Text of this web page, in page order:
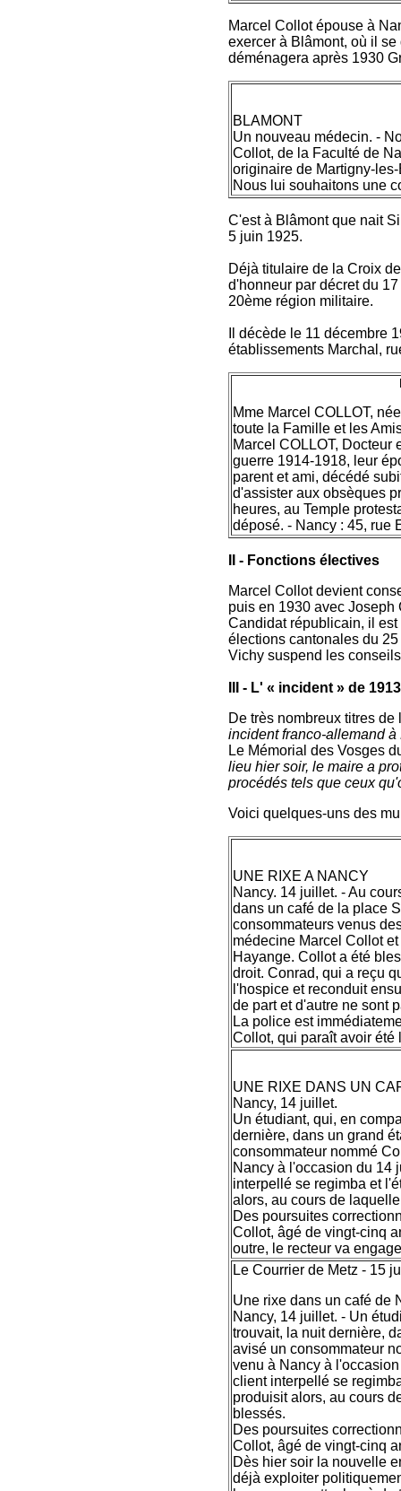
Marcel Collot épouse à
exercer à Blâmont, où il
déménagera après 1930
BLAMONT
Un nouveau médecin. -
Collot, de la Faculté de
originaire de Martigny-
Nous lui souhaitons une
C'est à Blâmont que nait
5 juin 1925.
Déjà titulaire de la Croix
d'honneur par décret du
20ème région militaire.
Il décède le 11 décembre
établissements Marchal,
Mme Marcel COLLOT,
toute la Famille et les
Marcel COLLOT,
guerre 1914-1918, leur
parent et ami, décédé
d'assister aux obsèques
heures, au Temple
déposé. - Nancy : 45, rue
II - Fonctions électives
Marcel Collot devient
puis en 1930 avec Joseph
Candidat républicain, il
élections cantonales du
Vichy suspend les
III - L' « incident » de 1913
De très nombreux titres
incident franco-allemand à
Le Mémorial des Vosges
lieu hier soir, le maire a
procédés tels que ceux
Voici quelques-uns des
UNE RIXE A NANCY
Nancy. 14 juillet. - Au
dans un café de la place
consommateurs venus
médecine Marcel Collot
Hayange. Collot a été
droit. Conrad, qui a reçu
l'hospice et reconduit
de part et d'autre ne sont
La police est
Collot, qui paraît avoir été
UNE RIXE DANS UN
Nancy, 14 juillet.
Un étudiant, qui, en
dernière, dans un grand
consommateur nommé
Nancy à l'occasion du 14
interpellé se regimba et
alors, au cours de
Des poursuites
Collot, âgé de vingt-cinq
outre, le recteur va
Le Courrier de Metz - 15
Une rixe dans un café de
Nancy, 14 juillet. - Un
trouvait, la nuit dernière,
avisé un consommateur
venu à Nancy à
client interpellé se
produisit alors, au cours
blessés.
Des poursuites
Collot, âgé de vingt-cinq
Dès hier soir la nouvelle
déjà exploiter